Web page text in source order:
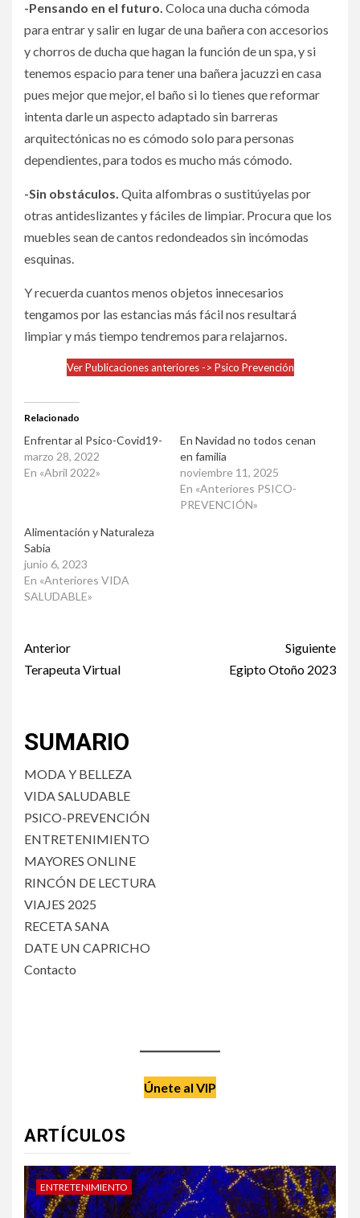
-Pensando en el futuro. Coloca una ducha cómoda
para entrar y salir en lugar de una bañera con accesorios
y chorros de ducha que hagan la función de un spa, y si
tenemos espacio para tener una bañera jacuzzi en casa
pues mejor que mejor, el baño si lo tienes que reformar
intenta darle un aspecto adaptado sin barreras
arquitectónicas no es cómodo solo para personas
dependientes, para todos es mucho más cómodo.
-Sin obstáculos. Quita alfombras o sustitúyelas por
otras antideslizantes y fáciles de limpiar. Procura que los
muebles sean de cantos redondeados sin incómodas
esquinas.
Y recuerda cuantos menos objetos innecesarios
tengamos por las estancias más fácil nos resultará
limpiar y más tiempo tendremos para relajarnos.
Ver Publicaciones anteriores -> Psico Prevención
Relacionado
Enfrentar al Psico-Covid19-
marzo 28, 2022
En «Abril 2022»
En Navidad no todos cenan
en familia
noviembre 11, 2025
En «Anteriores PSICO-
PREVENCIÓN»
Alimentación y Naturaleza
Sabia
junio 6, 2023
En «Anteriores VIDA
SALUDABLE»
Post
navigation
Anterior
Terapeuta Virtual
Siguiente
Egipto Otoño 2023
SUMARIO
MODA Y BELLEZA
VIDA SALUDABLE
PSICO-PREVENCIÓN
ENTRETENIMIENTO
MAYORES ONLINE
RINCÓN DE LECTURA
VIAJES 2025
RECETA SANA
DATE UN CAPRICHO
Contacto
Únete al VIP
ARTÍCULOS
ENTRETENIMIENTO